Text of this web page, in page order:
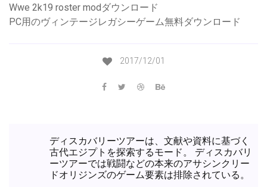
Wwe 2k19 roster modダウンロード
PC用のヴィンテージレガシーゲーム無料ダウンロード
2017/12/01
ディスカバリーツアーは、文献や資料に基づく
古代エジプトを探索するモード。 ディスカバリ
ーツアーでは戦闘などの本来のアサシンクリー
ドオリジンズのゲーム要素は排除されている。